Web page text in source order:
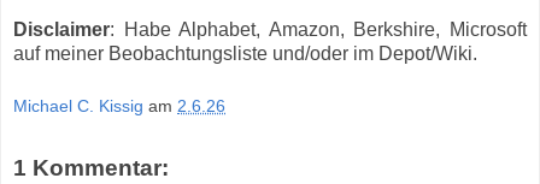
Disclaimer: Habe Alphabet, Amazon, Berkshire, Microsoft
auf meiner Beobachtungsliste und/oder im Depot/Wiki.
Michael C. Kissig am 2.6.26
1 Kommentar: